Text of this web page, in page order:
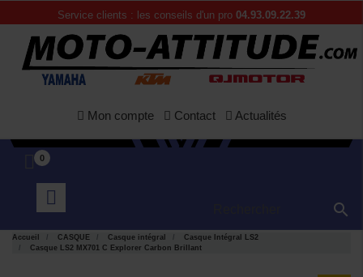
Service clients : les conseils d'un pro 04.93.09.22.39
Mon compte Contact Actualités
0

Accueil CASQUE Casque intégral
Casque Intégral LS2
Casque LS2 MX701 C Explorer Carbon Brillant